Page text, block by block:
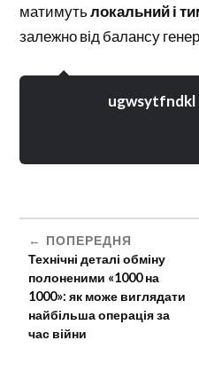
матимутьлокальний і
залежно від балансу
ugwsytfndkl
ПОПЕРЕДНЯ
Технічні деталі обміну
полоненими «1000 на
1000»: як може виглядати
найбільша операція за
час війни